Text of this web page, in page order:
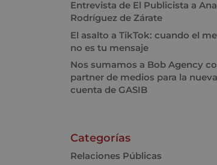
Entrevista de El Publicista a Ana
Rodríguez de Zárate
El asalto a TikTok: cuando el
no es tu mensaje
Nos sumamos a Bob Agency
partner de medios para la nueva
cuenta de GASIB
Categorías
Relaciones Públicas